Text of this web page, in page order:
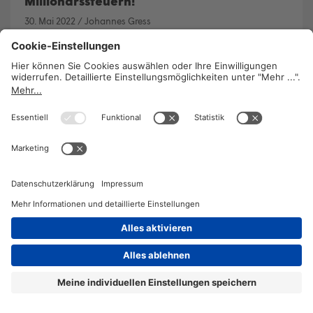
30. Mai 2022 /Johannes Gress
Im Corona-Jahr 2020 wurden die reichsten
ÖsterreicherInnen nochmal deutlich reicher. In
einem solchen Umfeld ist eine Debatte über eine
Millionärssteuer längst überfällig, fordert AK-
Ökonom Dominik Bernhofer.
WEITERLESEN
2026 © KOMPETENZ-online
OFFENLEGUNG IMPRESSUM